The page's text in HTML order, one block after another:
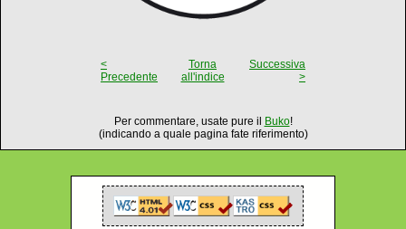
<
Precedente
Torna
all'indice
Successiva
>
Per commentare, usate pure il Buko!
(indicando a quale pagina fate riferimento)